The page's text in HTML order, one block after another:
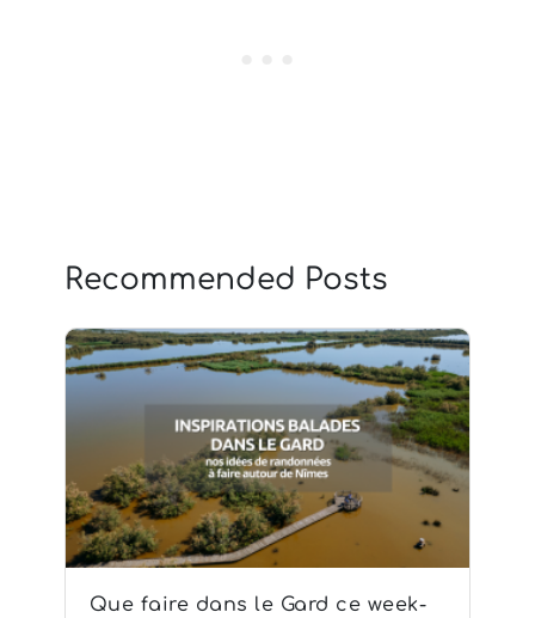
Recommended Posts
Que faire dans le Gard ce week-